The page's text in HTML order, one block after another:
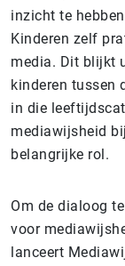
inzicht te
Kinderen zelf
media. Dit blijkt
kinderen tussen
in die
mediawijsheid
belangrijke rol.
Om de dialoog
voor
lanceert